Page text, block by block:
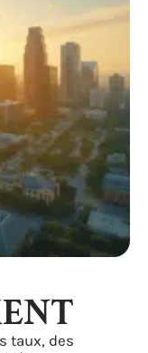
taux, des